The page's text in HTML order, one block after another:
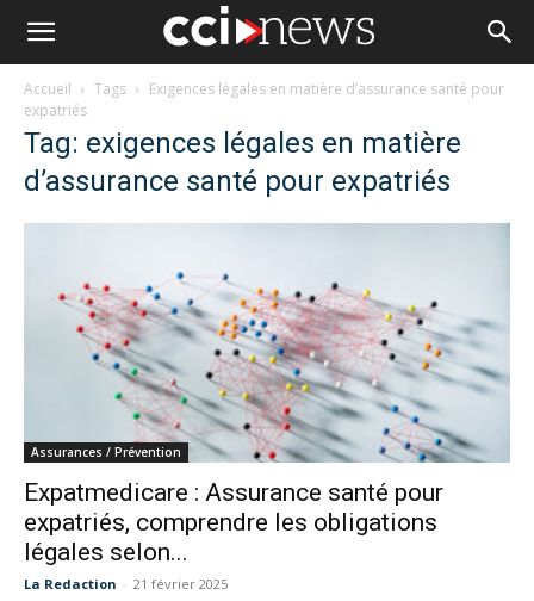
Accueil Tags
Exigences légales en matière d’assurance santé pour
expatriés
Tag: exigences légales en matière
d’assurance santé pour expatriés
Assurances / Prévention
Expatmedicare : Assurance santé pour
expatriés, comprendre les obligations
légales selon...
La Redaction - 21 février 2025